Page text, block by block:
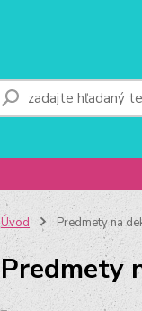
Úvod Predmety na
Predmety